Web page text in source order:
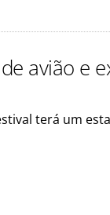
avião e
terá um